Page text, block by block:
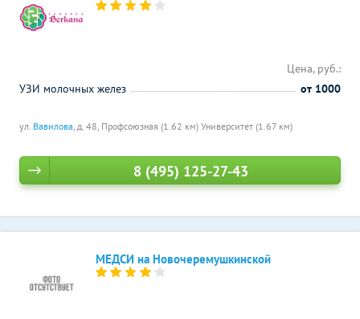
ул. Вавилова, д. 48, Профсоюзная (1.62 км) Университет (1.67 км)
Цена, руб.:
УЗИ молочных желез
от 1000
8 (495) 125-27-43
МЕДСИ на Новочеремушкинской